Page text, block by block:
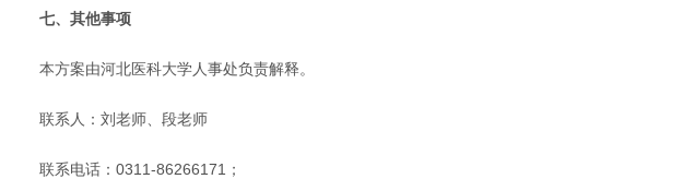
七、其他事项
本方案由河北医科大学人事处负责解释。
联系人：刘老师、段老师
联系电话：0311-86266171；